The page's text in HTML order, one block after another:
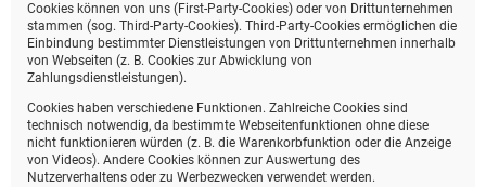
Cookies können von uns (First-Party-Cookies) oder von Drittunternehmen
stammen (sog. Third-Party-Cookies). Third-Party-Cookies ermöglichen die
Einbindung bestimmter Dienstleistungen von Drittunternehmen innerhalb
von Webseiten (z. B. Cookies zur Abwicklung von
Zahlungsdienstleistungen).
Cookies haben verschiedene Funktionen. Zahlreiche Cookies sind
technisch notwendig, da bestimmte Webseitenfunktionen ohne diese
nicht funktionieren würden (z. B. die Warenkorbfunktion oder die Anzeige
von Videos). Andere Cookies können zur Auswertung des
Nutzerverhaltens oder zu Werbezwecken verwendet werden.